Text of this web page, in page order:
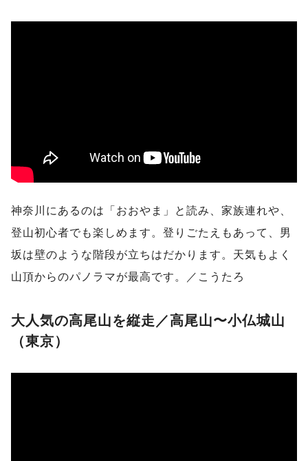
神奈川にあるのは「おおやま」と読み、家族連れや、
登山初心者でも楽しめます。登りごたえもあって、男
坂は壁のような階段が立ちはだかります。天気もよく
山頂からのパノラマが最高です。／こうたろ
大人気の高尾山を縦走／高尾山〜小仏城山
（東京）